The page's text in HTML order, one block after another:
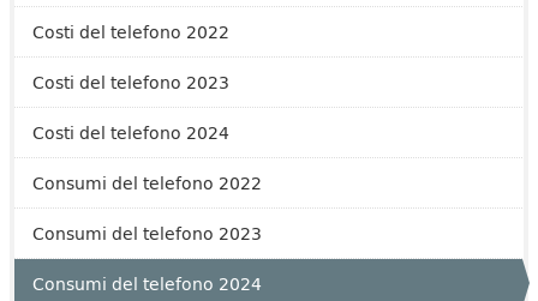
Costi del telefono 2022
Costi del telefono 2023
Costi del telefono 2024
Consumi del telefono 2022
Consumi del telefono 2023
Consumi del telefono 2024